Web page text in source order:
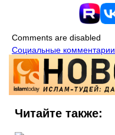
Comments are disabled
Социальные комментарии
Читайте также: